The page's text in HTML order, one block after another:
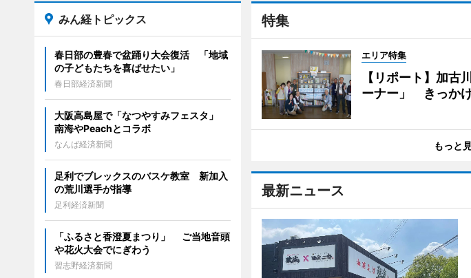
特集
エリア特集
【リポート】加古
ーナー」 きっか
もっと
最新ニュース
みん経トピックス
春日部の豊春で盆踊り大会復活 「地域
の子どもたちを喜ばせたい」
春日部経済新聞
大阪高島屋で「なつやすみフェスタ」
南海やPeachとコラボ
なんば経済新聞
足利でブレックスのバスケ教室 新加入
の荒川選手が指導
足利経済新聞
「ふるさと香澄夏まつり」 ご当地音頭
や花火大会でにぎわう
習志野経済新聞